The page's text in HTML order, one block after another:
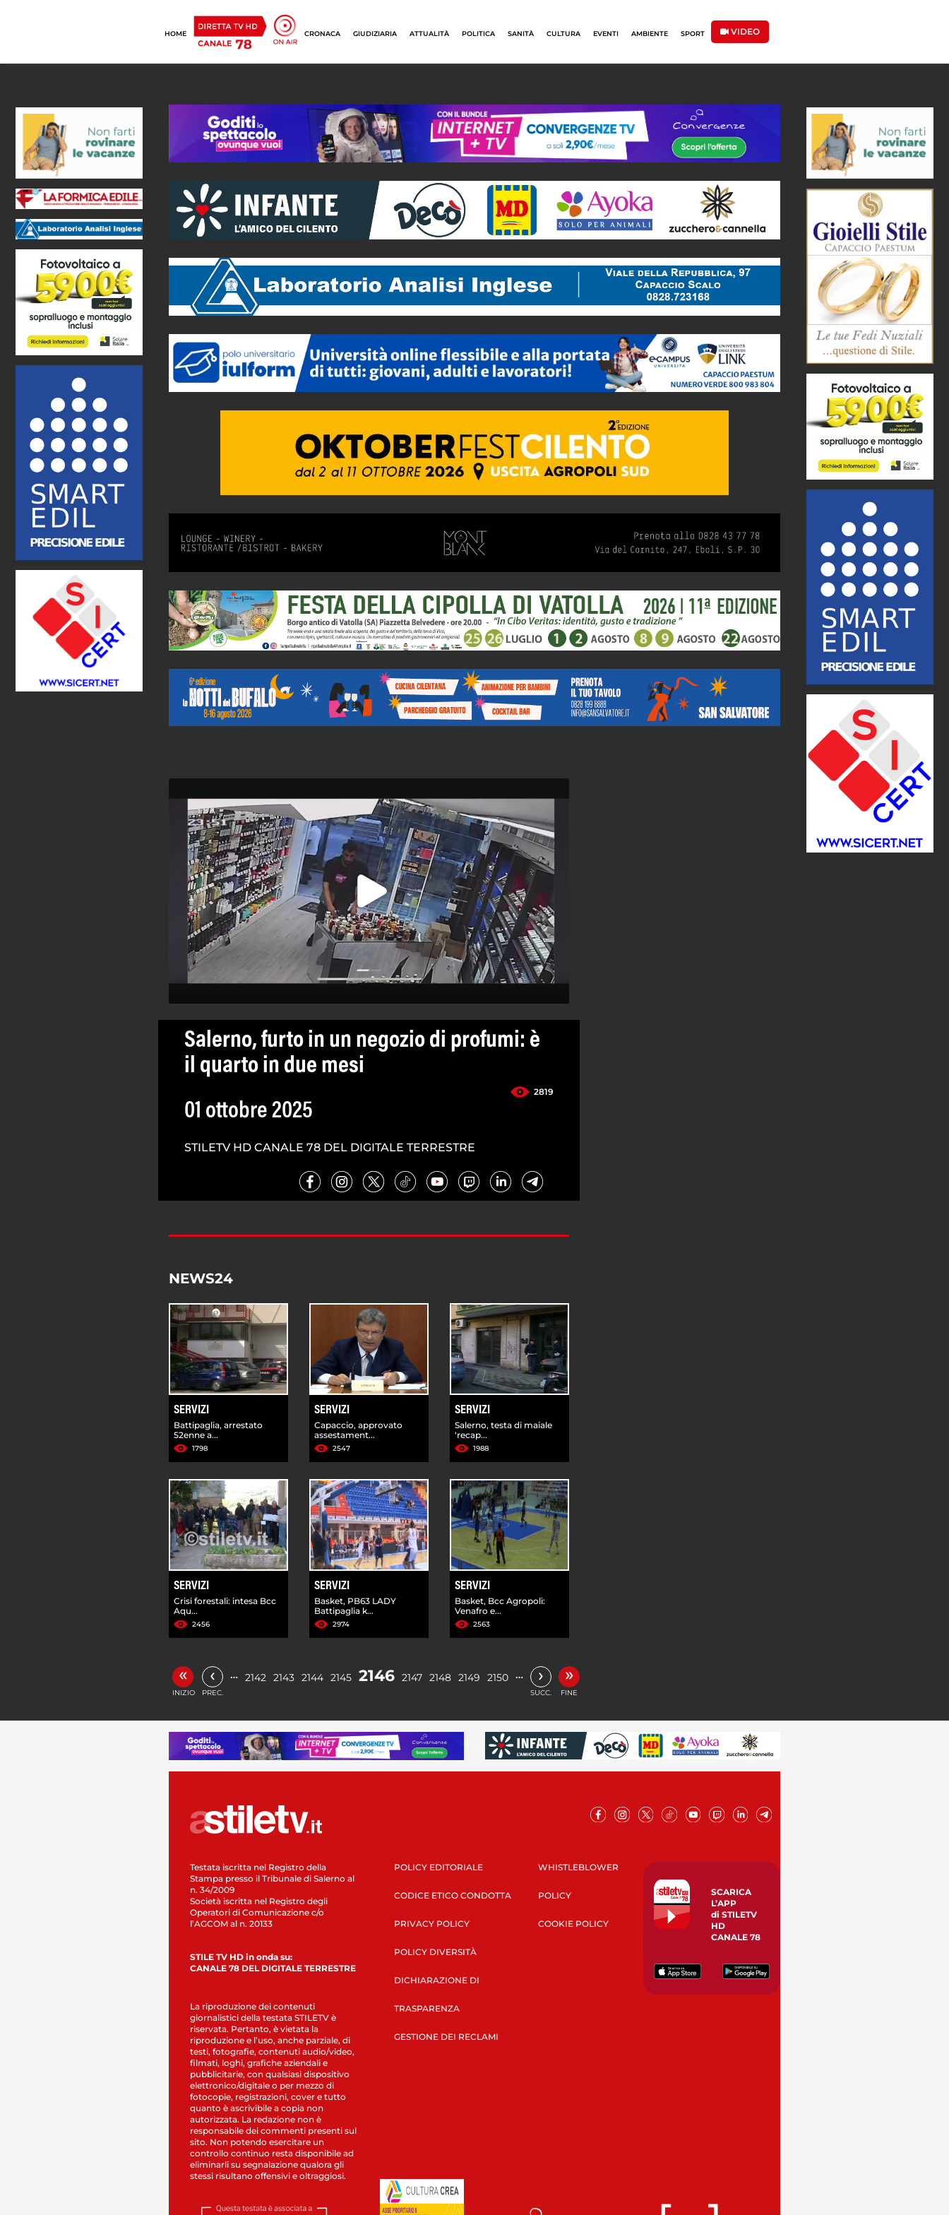
HOME CRONACA GIUDIZIARIA ATTUALITÀ POLITICA SANITÀ CULTURA EVENTI AMBIENTE SPORT VIDEO
Salerno, furto in un negozio di profumi: è
il quarto in due mesi
2819
01 ottobre 2025
STILETV HD CANALE 78 DEL DIGITALE TERRESTRE
NEWS24
SERVIZI
Battipaglia, arrestato
52enne a...
1798
SERVIZI
Capaccio, approvato
assestament...
2547
SERVIZI
Salerno, testa di maiale
‘recap...
1988
SERVIZI
Crisi forestali: intesa Bcc
Aqu...
2456
SERVIZI
Basket, PB63 LADY
Battipaglia k...
2974
SERVIZI
Basket, Bcc Agropoli:
Venafro e...
2563
«
INIZIO
‹
PREC.
… 2142 2143 2144 2145 2146 2147 2148 2149 2150 … ›
SUCC.
»
FINE
Testata iscritta nel Registro della
Stampa presso il Tribunale di Salerno al
n. 34/2009
Società iscritta nel Registro degli
Operatori di Comunicazione c/o
l’AGCOM al n. 20133
STILE TV HD in onda su:
CANALE 78 DEL DIGITALE TERRESTRE
La riproduzione dei contenuti
giornalistici della testata STILETV è
riservata. Pertanto, è vietata la
riproduzione e l’uso, anche parziale, di
testi, fotografie, contenuti audio/video,
filmati, loghi, grafiche aziendali e
pubblicitarie, con qualsiasi dispositivo
elettronico/digitale o per mezzo di
fotocopie, registrazioni, cover e tutto
quanto è ascrivibile a copia non
autorizzata. La redazione non è
responsabile dei commenti presenti sul
sito. Non potendo esercitare un
controllo continuo resta disponibile ad
eliminarli su segnalazione qualora gli
stessi risultano offensivi e oltraggiosi.
POLICY EDITORIALE
CODICE ETICO CONDOTTA
PRIVACY POLICY
POLICY DIVERSITÀ
DICHIARAZIONE DI
TRASPARENZA
GESTIONE DEI RECLAMI
WHISTLEBLOWER
POLICY
COOKIE POLICY
SCARICA
L’APP
di STILETV
HD
CANALE 78